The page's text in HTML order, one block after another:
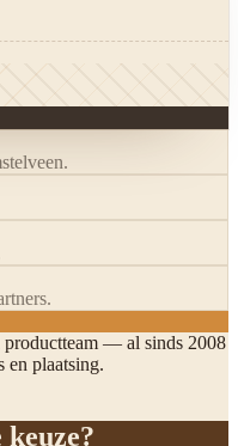
— al sinds 2008
en plaatsing.